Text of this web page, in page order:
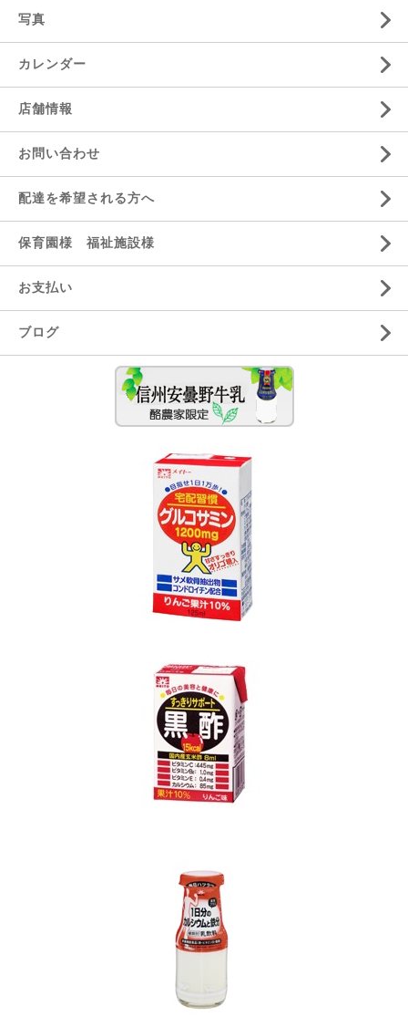
写真
カレンダー
店舗情報
お問い合わせ
配達を希望される方へ
保育園様 福祉施設様
お支払い
ブログ